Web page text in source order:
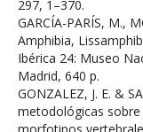
297, 1–370.
GARCÍA-PARÍS, M.,
Amphibia,
Ibérica 24: Museo
Madrid, 640 p.
GONZALEZ, J. E. &
metodológicas sobre
morfotipos